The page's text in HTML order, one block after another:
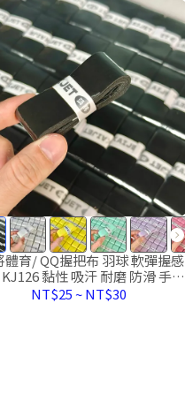
布 羽球 軟彈握感
黏性 吸汗 耐磨 防滑 手柄
綁帶 手膠
NT$25~NT$30